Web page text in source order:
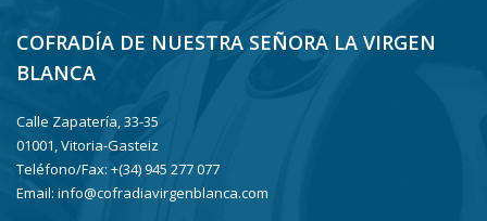
COFRADÍA DE NUESTRA SEÑORA LA VIRGEN
BLANCA
Calle Zapatería, 33-35
01001, Vitoria-Gasteiz
Teléfono/Fax: +(34) 945 277 077
Email: info@cofradiavirgenblanca.com